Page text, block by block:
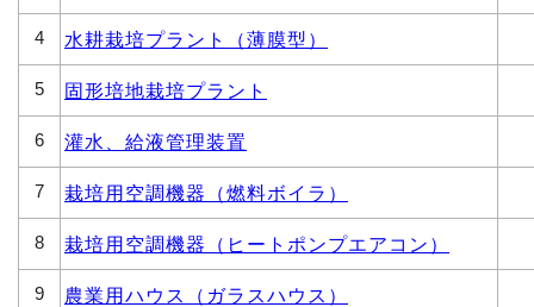
4 水耕栽培プラント（薄膜型）
5 固形培地栽培プラント
6 灌水、給液管理装置
7 栽培用空調機器（燃料ボイラ）
8 栽培用空調機器（ヒートポンプエアコン）
9 農業用ハウス（ガラスハウス）